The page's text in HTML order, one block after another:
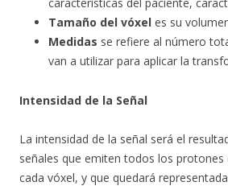
Tamaño del vóxel es su
Medidas se refiere al número
van a utilizar para aplicar la
Intensidad de la Señal
La intensidad de la señal será el
señales que emiten todos los protones
cada vóxel, y que quedará